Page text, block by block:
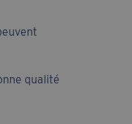
qualité